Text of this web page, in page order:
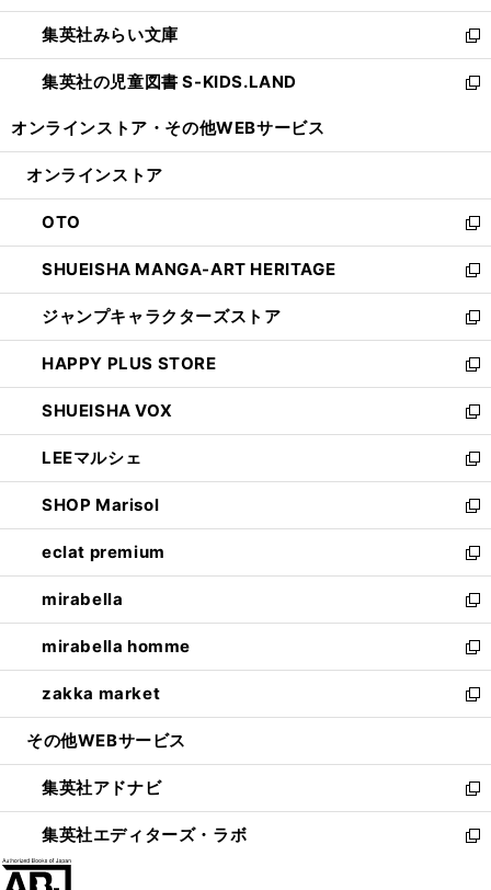
開
く
ウ
で
開
く
ン
ド
ウ
で
ウ
ィ
ン
ド
開
集英社みらい文庫
新
し
い
ン
ウ
で
開
く
集英社の児童図書 S-KIDS.LAND
新
ウ
ン
ド
ウ
で
開
く
オンラインストア・ その他WEBサービス
オンラインストア
OTO
新
し
い
ウ
ィ
ン
ド
ウ
で
開
く
SHUEISHA MANGA-ART HERITAGE
新
し
い
ウ
ィ
ン
ド
ウ
で
開
く
ジャンプキャラクターズストア
新
し
い
ウ
ィ
ン
ド
ウ
で
開
く
HAPPY PLUS STORE
新
し
い
ウ
ィ
ン
ド
ウ
で
開
く
SHUEISHA VOX
新
し
い
ウ
ィ
ン
ド
ウ
で
開
く
LEEマルシェ
新
し
い
ウ
ィ
ン
ド
ウ
で
開
く
SHOP Marisol
新
し
い
ウ
ィ
ン
ド
ウ
で
開
eclat premium
新
し
い
ウ
ィ
ン
ド
ウ
開
く
mirabella
新
し
い
ウ
ィ
ン
ウ
で
開
く
mirabella homme
新
し
い
ウ
ン
ド
ウ
で
zakka market
新
し
ウ
ィ
ン
ド
その他WEBサービス
集英社アドナビ
新
し
い
集英社エディターズ・ラボ
新